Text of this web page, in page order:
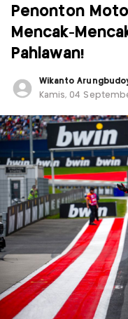
Penonton
Mencak-
Pahlawan!
Wikanto
Kamis, 04